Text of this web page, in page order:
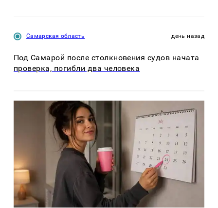
Самарская область день назад
Под Самарой после столкновения судов начата
проверка, погибли два человека